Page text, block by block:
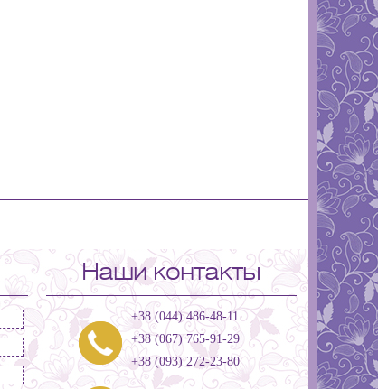
Наши контакты
+38 (044) 486-48-11
+38 (067) 765-91-29
+38 (093) 272-23-80